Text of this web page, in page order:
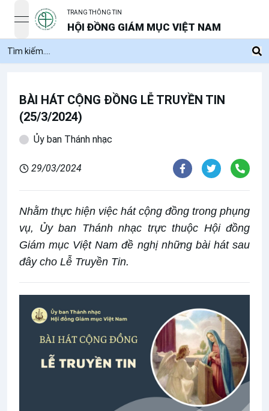
open navigation menu
TRANG THÔNG TIN
HỘI ĐỒNG GIÁM MỤC VIỆT NAM
BÀI HÁT CỘNG ĐỒNG LỄ TRUYỀN TIN
(25/3/2024)
Ủy ban Thánh nhạc
29/03/2024
Nhằm thực hiện việc hát cộng đồng trong phụng
vụ, Ủy ban Thánh nhạc trực thuộc Hội đồng
Giám mục Việt Nam đề nghị những bài hát sau
đây cho Lễ Truyền Tin.